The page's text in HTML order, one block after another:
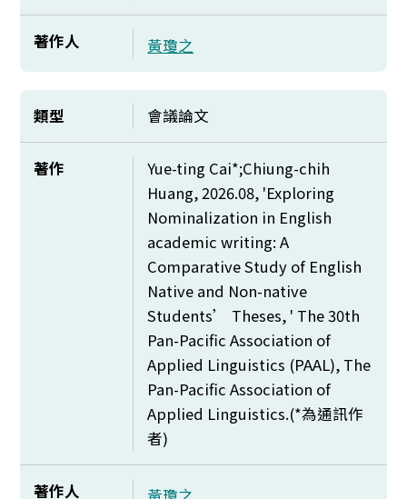
著作人 黃瓊之
類型 會議論文
著作
Yue-ting Cai*;Chiung-chih
Huang, 2026.08, 'Exploring
Nominalization in English
academic writing: A
Comparative Study of English
Native and Non-native
Students’ Theses, ' The 30th
Pan-Pacific Association of
Applied Linguistics (PAAL), The
Pan-Pacific Association of
Applied Linguistics.(*為通訊作
者)
著作人